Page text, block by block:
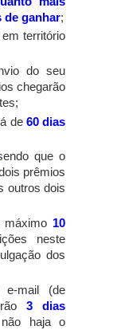
de ganhar;
território
do seu
chegarão
de 60 dias
que o
prêmios
outros dois
máximo 10
neste
dos
e-mail (de
3 dias
haja o